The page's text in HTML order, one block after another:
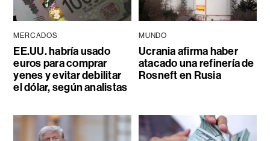
MERCADOS
EE.UU. habría usado
euros para comprar
yenes y evitar debilitar
el dólar, según analistas
MUNDO
Ucrania afirma haber
atacado una refinería de
Rosneft en Rusia